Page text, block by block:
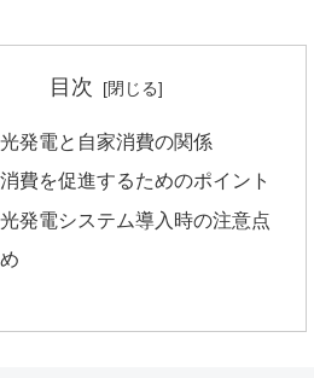
目次
発電と自家消費の関係
費を促進するためのポイント
発電システム導入時の注意点